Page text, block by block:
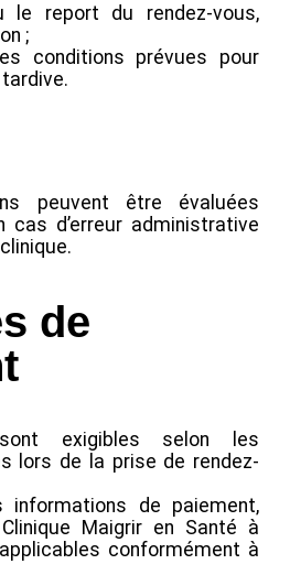
le report du rendez-vous,
;
conditions prévues pour
peuvent être évaluées
cas d’erreur administrative
de
exigibles selon les
lors de la prise de rendez-
informations de paiement,
Maigrir en Santé à
conformément à